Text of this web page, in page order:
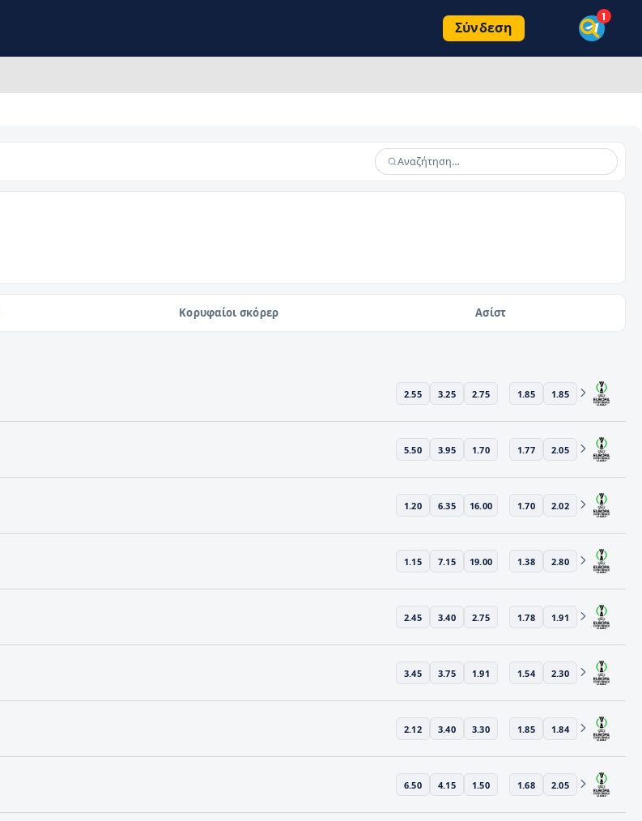
Σύνδεση
Κορυφαίοι σκόρερ Ασίστ
2.55 3.25 2.75 1.85 1.85
5.50 3.95 1.70 1.77 2.05
1.20 6.35 16.00 1.70 2.02
1.15 7.15 19.00 1.38 2.80
2.45 3.40 2.75 1.78 1.91
3.45 3.75 1.91 1.54 2.30
2.12 3.40 3.30 1.85 1.84
6.50 4.15 1.50 1.68 2.05